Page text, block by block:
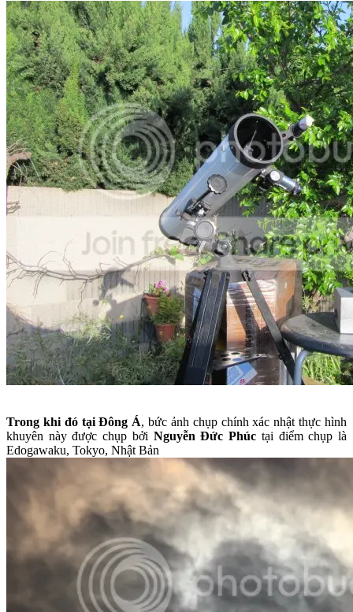
Trong khi đó tại Đông Á, bức ảnh chụp chính xác nhật thực hình
khuyên này được chụp bởi Nguyễn Đức Phúc tại điểm chụp là
Edogawaku, Tokyo, Nhật Bản